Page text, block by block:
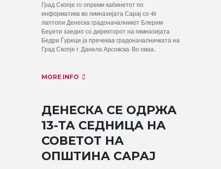
Град Скопје го опреми кабинетот по
информатика во гимназијата Сарај со 49
лаптопи Денеска градоначалникот Блерим
Беџети заедно со директорот на гимназијата
Бедри Ѓуреци ја пречекаа градоначалничката на
Град Скопје г. Данела Арсовска. Во оваа...
MORE INFO
ДЕНЕСКА СЕ ОДРЖА
13-ТА СЕДНИЦА НА
СОВЕТОТ НА
ОПШТИНА САРАЈ